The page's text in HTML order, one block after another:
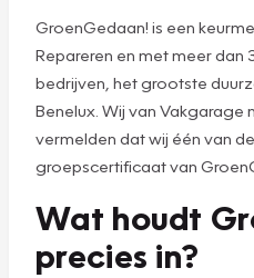
GroenGedaan! is een
Repareren en met meer
bedrijven, het grootste
Benelux. Wij van
vermelden dat wij één van
groepscertificaat van
Wat houdt
precies in?